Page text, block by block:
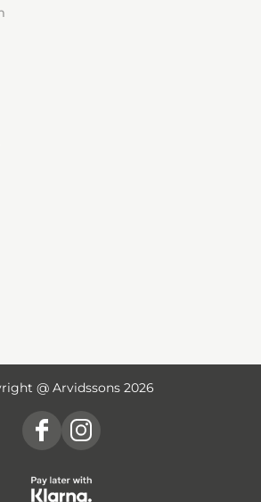
@ Arvidssons 2026